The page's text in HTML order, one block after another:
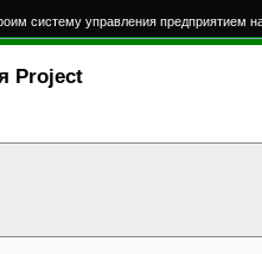
систему управления предприятием
Project